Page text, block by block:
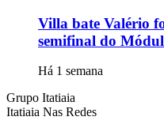
Villa bate Valério
semifinal do
Há 1 semana
Grupo Itatiaia
Itatiaia Nas Redes